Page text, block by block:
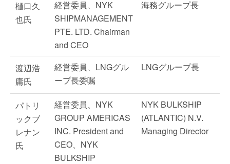
樋口久
也氏
経営委員、NYK
SHIPMANAGEMENT
PTE. LTD. Chairman
and CEO
海務グループ長
渡辺浩
庸氏
経営委員、LNGグル
ープ長委嘱
LNGグループ長
パトリ
ックブ
レナン
氏
経営委員、NYK
GROUP AMERICAS
INC. President and
CEO、NYK
BULKSHIP
NYK BULKSHIP
(ATLANTIC) N.V.
Managing Director